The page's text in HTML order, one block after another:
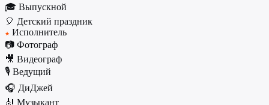
🎓 Выпускной
🎈 Детский праздник
★ Исполнитель
📷 Фотограф
🎥 Видеограф
🎙️ Ведущий
🎧 ДиДжей
🎻 Музыкант